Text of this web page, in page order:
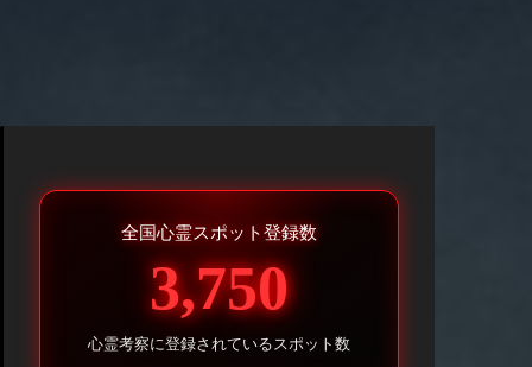
全国心霊スポット登録数
3,750
心霊考察に登録されているスポット数